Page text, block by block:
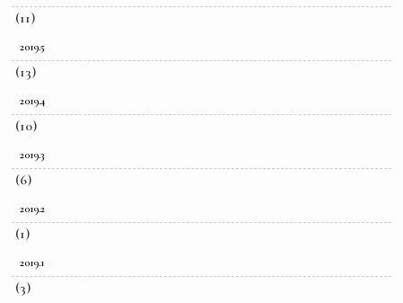
(11)
2019.5
(13)
2019.4
(10)
2019.3
(6)
2019.2
(1)
2019.1
(3)